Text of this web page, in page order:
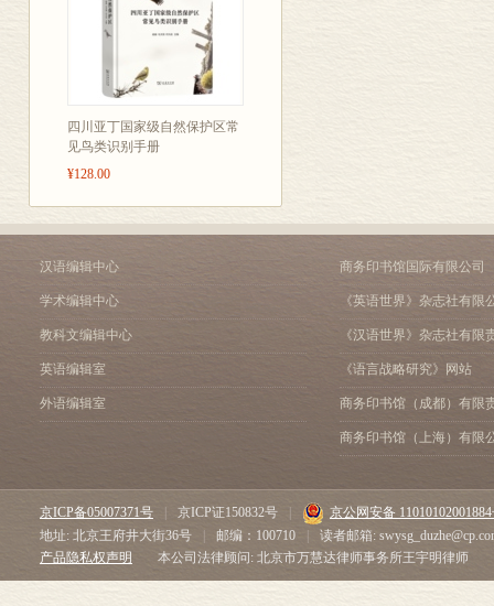
四川亚丁国家级自然保护区常
见鸟类识别手册
¥128.00
《自然宗教对话录》的
争情况，有助于了解当时
当一个唯心主义者批判
论立场上来批判宗教，
取某些弹药，经过彻底加
最后，值得一提的是，
现代资产阶级哲学家广泛
究和批判休谟哲学思想
汉语编辑中心
学术编辑中心
教科文编辑中心
英语编辑室
外语编辑室
商务印书馆国际有限公司
《英语世界》杂志社有限
《汉语世界》杂志社有限
《语言战略研究》网站
商务印书馆（成都）有限
商务印书馆（上海）有限
京ICP备05007371号 京ICP证150832号
京公网安备
地址: 北京王府井大街36号
邮编：100710
读者邮箱:
产品隐私权声明
本公司法律顾问: 北京市万慧达律师事务所王宇明律师